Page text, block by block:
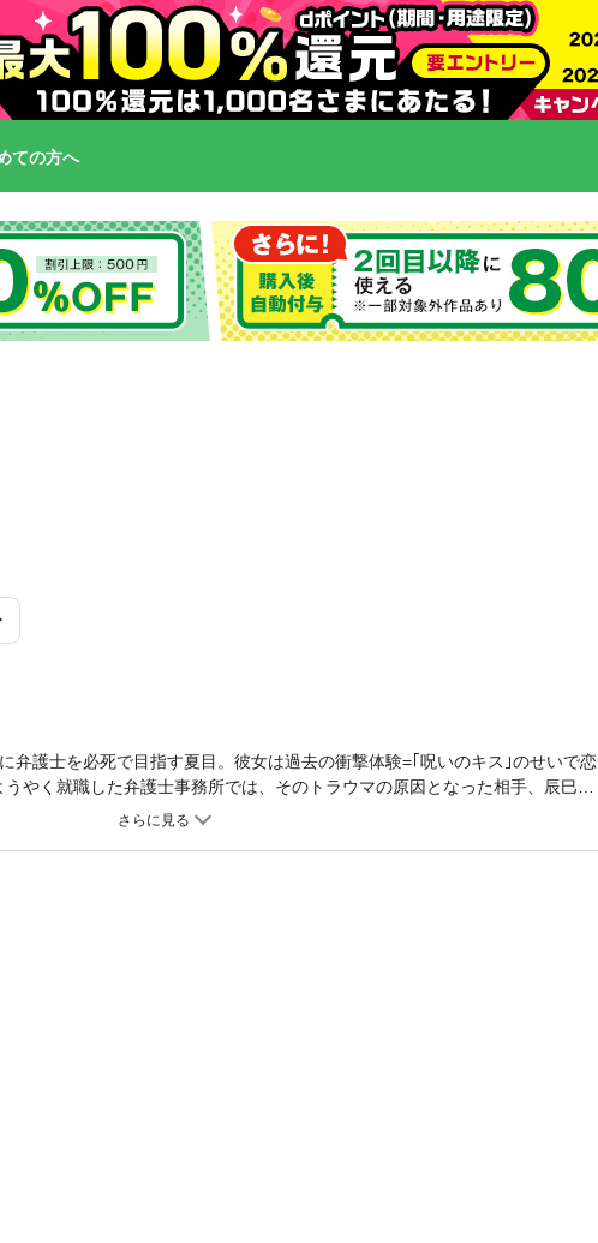
ての方へ
弁護士を必死で目指す夏目。彼女は過去の衝撃体験=｢呪いのキス｣のせいで恋
やく就職した弁護士事務所では、そのトラウマの原因となった相手、辰巳と
人だったのに、夏目は、辰巳の専属パラリーガル=弁護士補助にさせられてしま
恋も仕事も真剣勝負!!｢一緒に暮らさないか?｣と辰巳に言われた夏目は、勉強